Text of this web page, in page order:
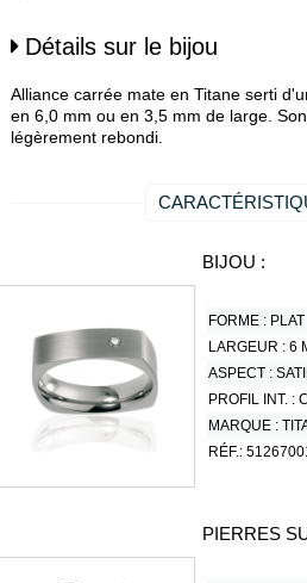
Détails sur le bijou
Alliance carrée mate en Titane serti
en 6,0 mm ou en 3,5 mm de large.
légèrement rebondi.
BIJOU :
FORME : PLAT
LARGEUR :6
ASPECT :
PROFIL INT. :
MARQUE :
RÉF.:
PIERRES